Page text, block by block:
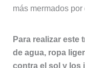
más mermados
Para realizar este
de agua, ropa
contra el sol y los